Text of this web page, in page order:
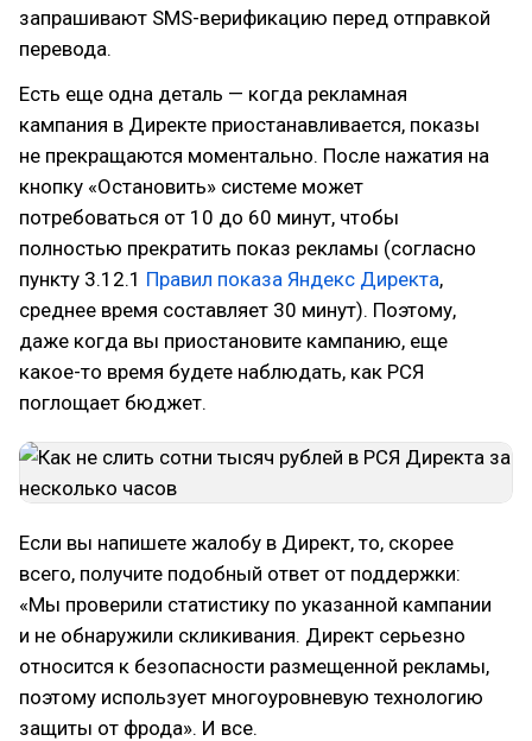
запрашивают SMS-верификацию перед отправкой
перевода.
Есть еще одна деталь — когда рекламная
кампания в Директе приостанавливается, показы
не прекращаются моментально. После нажатия на
кнопку «Остановить» системе может
потребоваться от 10 до 60 минут, чтобы
полностью прекратить показ рекламы (согласно
пункту 3.12.1 Правил показа Яндекс Директа,
среднее время составляет 30 минут). Поэтому,
даже когда вы приостановите кампанию, еще
какое-то время будете наблюдать, как РСЯ
поглощает бюджет.
Если вы напишете жалобу в Директ, то, скорее
всего, получите подобный ответ от поддержки:
«Мы проверили статистику по указанной кампании
и не обнаружили скликивания. Директ серьезно
относится к безопасности размещенной рекламы,
поэтому использует многоуровневую технологию
защиты от фрода». И все.